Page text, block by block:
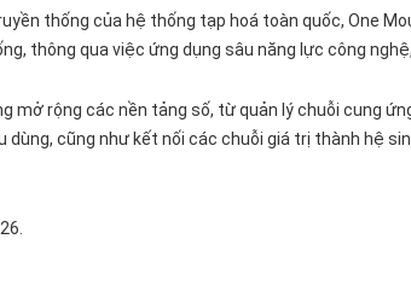
thống của hệ thống tạp hoá toàn quốc, One
thông qua việc ứng dụng sâu năng lực công nghệ,
rộng các nền tảng số, từ quản lý chuỗi cung
cũng như kết nối các chuỗi giá trị thành hệ